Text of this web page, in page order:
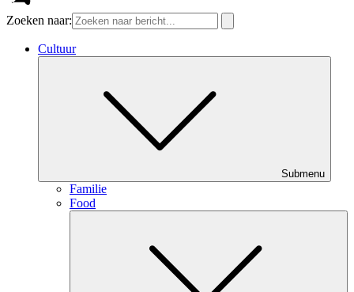
Zoeken naar:
Cultuur
Submenu
Familie
Food